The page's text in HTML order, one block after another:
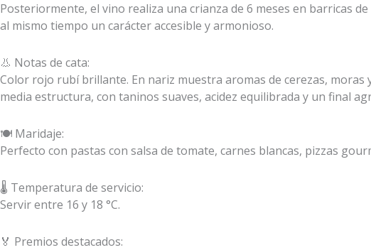
Posteriormente, el vino realiza una crianza de 6 meses en barricas
al mismo tiempo un carácter accesible y armonioso.
👃 Notas de cata:
Color rojo rubí brillante. En nariz muestra aromas de cerezas,
media estructura, con taninos suaves, acidez equilibrada y un final
🍽️ Maridaje:
Perfecto con pastas con salsa de tomate, carnes blancas, pizzas
🌡️ Temperatura de servicio:
Servir entre 16 y 18 °C.
🏅 Premios destacados: